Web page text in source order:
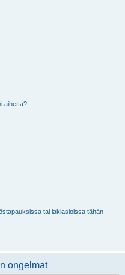
aihetta?
tai lakiasioissa tähän
ongelmat